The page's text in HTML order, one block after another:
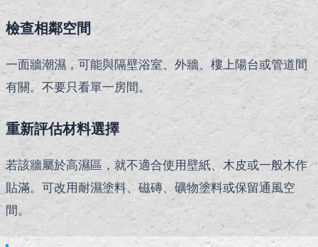
檢查相鄰空間
一面牆潮濕，可能與隔壁浴室、外牆、樓上陽台或管道間
有關。不要只看單一房間。
重新評估材料選擇
若該牆屬於高濕區，就不適合使用壁紙、木皮或一般木作
貼滿。可改用耐濕塗料、磁磚、礦物塗料或保留通風空
間。